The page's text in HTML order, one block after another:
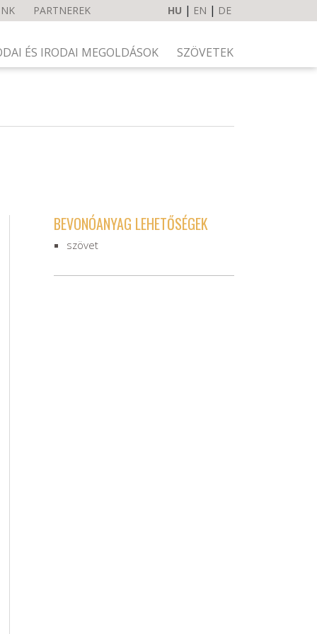
PARTNEREK HU EN DE
ÉS IRODAI MEGOLDÁSOK SZÖVETEK
BEVONÓANYAG LEHETŐSÉGEK
szövet